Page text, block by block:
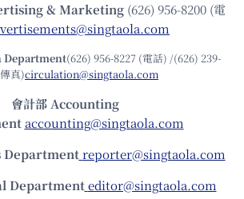
& Marketing (626) 956-8200 (電
Department(626) 956-8227 (電話) /(626) 239-
真)circulation@singtaola.com
會計部 Accounting
accounting@singtaola.com
Department reporter@singtaola.com
Department editor@singtaola.com